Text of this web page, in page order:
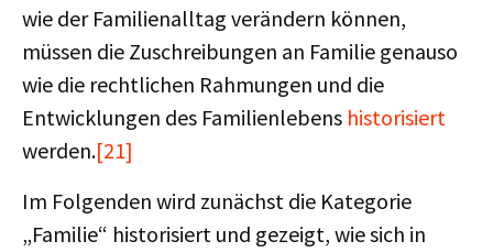
wie der Familienalltag verändern können,
müssen die Zuschreibungen an Familie genauso
wie die rechtlichen Rahmungen und die
Entwicklungen des Familienlebens historisiert
werden.[21]
Im Folgenden wird zunächst die Kategorie
„Familie“ historisiert und gezeigt, wie sich in